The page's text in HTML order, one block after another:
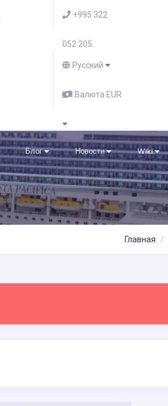
+995 322
052 205
Русский
Валюта EUR
Блог Новости Wiki
Главная